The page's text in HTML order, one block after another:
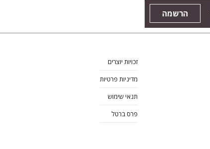
הרשמה
זכויות יוצרים
מדיניות פרטיות
תנאי שימוש
פרס ברטל